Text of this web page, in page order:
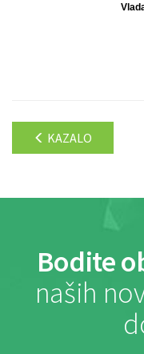
KAZALO
Bodite
naših